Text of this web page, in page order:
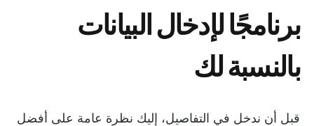
برنامجًا لإدخال البيانات
بالنسبة لك
قبل أن ندخل في التفاصيل، إليك نظرة عامة على أفضل